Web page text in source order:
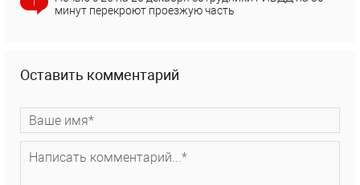
минут перекроют проезжую часть
Оставить комментарий